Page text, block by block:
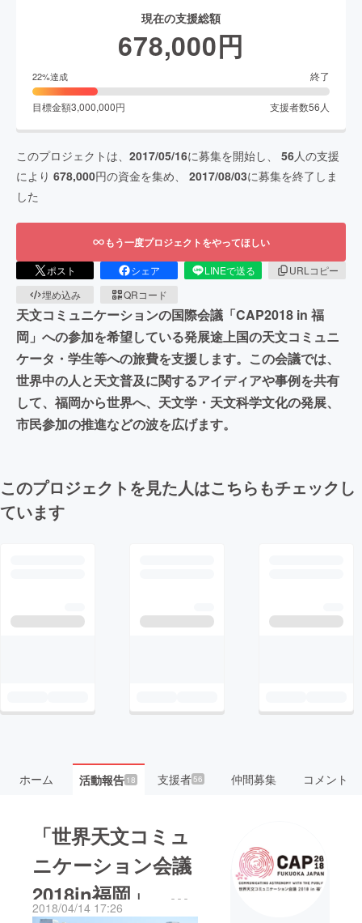
現在の支援総額
678,000円
22%達成 終了
目標金額3,000,000円 支援者数56 人
このプロジェクトは、 2017/05/16に募集を開始し、 56人の支援
により 678,000円の資金を集め、 2017/08/03に募集を終了しま
した
もう一度プロジェクトをやってほしい
ポスト シェア LINEで送る
URLコピー
埋め込み
QRコード
天文コミュニケーションの国際会議「CAP2018 in 福
岡」への参加を希望している発展途上国の天文コミュニ
ケータ・学生等への旅費を支援します。この会議では、
世界中の人と天文普及に関するアイディアや事例を共有
して、福岡から世界へ、天文学・天文科学文化の発展、
市民参加の推進などの波を広げます。
このプロジェクトを見た人はこちらもチェックし
ています
ホーム 活動報告18 支援者56 仲間募集 コメント
「世界天文コミュ
ニケーション会議
2018in福岡」
2018/04/14 17:26